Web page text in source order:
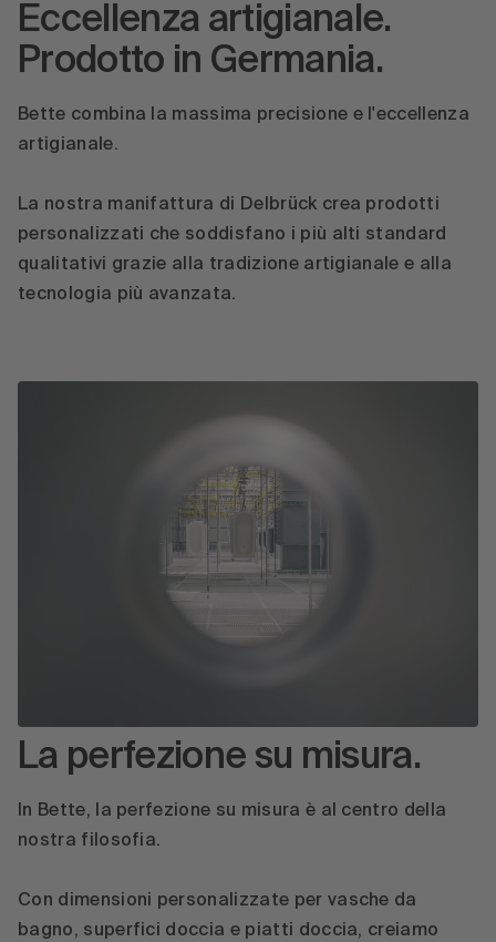
Eccellenza artigianale.
Prodotto in Germania.
Bette combina la massima precisione e l'eccellenza
artigianale.
La nostra manifattura di Delbrück crea prodotti
personalizzati che soddisfano i più alti standard
qualitativi grazie alla tradizione artigianale e alla
tecnologia più avanzata.
La perfezione su misura.
In Bette, la perfezione su misura è al centro della
nostra filosofia.
Con dimensioni personalizzate per vasche da
bagno, superfici doccia e piatti doccia, creiamo